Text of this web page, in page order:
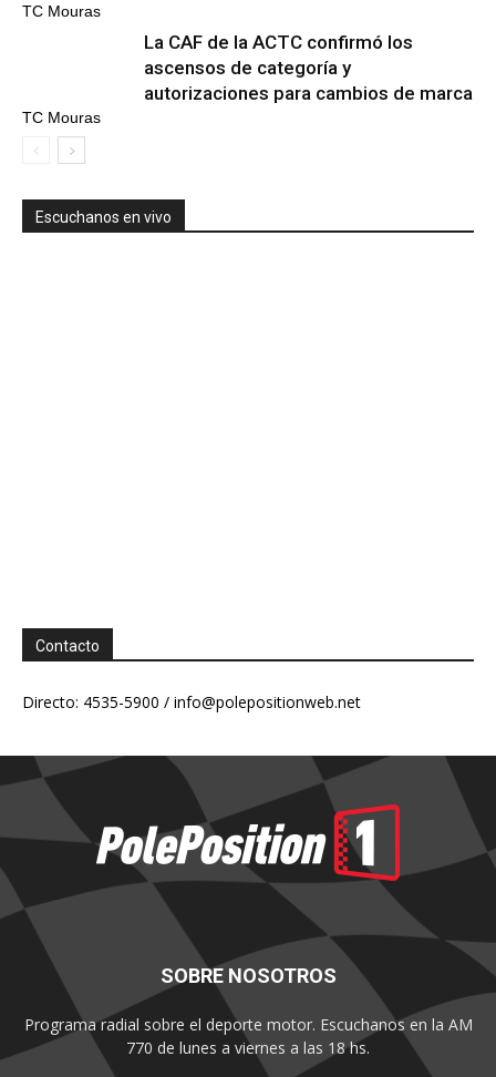
TC Mouras
TC Mouras
La CAF de la ACTC confirmó los
ascensos de categoría y
autorizaciones para cambios de marca
Escuchanos en vivo
Contacto
Directo: 4535-5900 / info@polepositionweb.net
SOBRE NOSOTROS
Programa radial sobre el deporte motor. Escuchanos en la AM
770 de lunes a viernes a las 18 hs.